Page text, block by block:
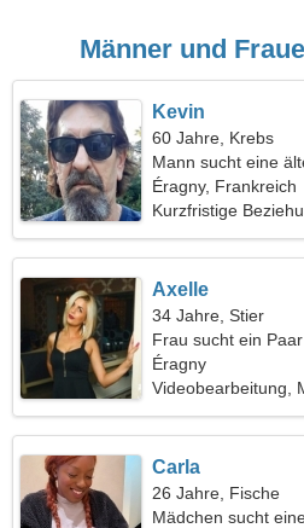
Männer und
Kevin
60 Jahre, Krebs
Mann sucht eine
Éragny, Frankreich
Kurzfristige
Axelle
34 Jahre, Stier
Frau sucht ein Paar
Éragny
Videobearbeitung,
Carla
26 Jahre, Fische
Mädchen sucht